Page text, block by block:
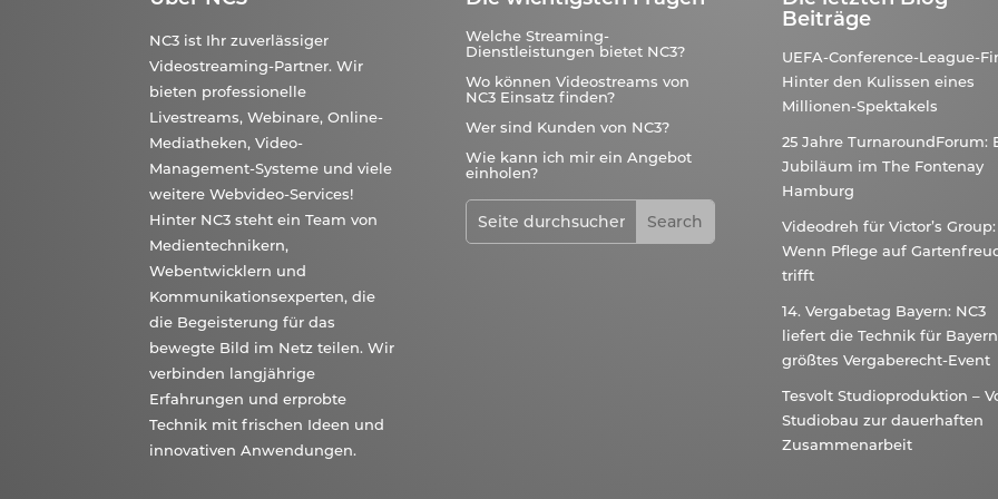
NC3 ist Ihr zuverlässiger
Videostreaming-Partner. Wir
bieten professionelle
Livestreams, Webinare, Online-
Mediatheken, Video-
Management-Systeme und viele
weitere Webvideo-Services!
Hinter NC3 steht ein Team von
Medientechnikern,
Webentwicklern und
Kommunikationsexperten, die
die Begeisterung für das
bewegte Bild im Netz teilen. Wir
verbinden langjährige
Erfahrungen und erprobte
Technik mit frischen Ideen und
innovativen Anwendungen.
Welche Streaming-
Dienstleistungen bietet NC3?
Wo können Videostreams von
NC3 Einsatz finden?
Wer sind Kunden von NC3?
Wie kann ich mir ein Angebot
einholen?
Beiträge
UEFA-Conference-League-
Hinter den Kulissen eines
Millionen-Spektakels
25 Jahre TurnaroundForum:
Jubiläum im The Fontenay
Hamburg
Videodreh für Victor’s Group:
Wenn Pflege auf
trifft
14. Vergabetag Bayern: NC3
liefert die Technik für
größtes Vergaberecht-Event
Tesvolt Studioproduktion –
Studiobau zur dauerhaften
Zusammenarbeit